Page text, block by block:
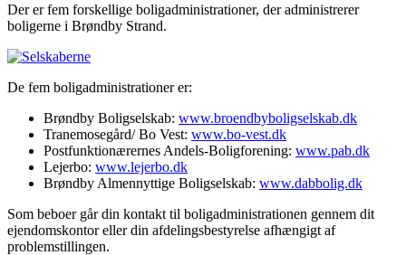
Der er fem forskellige boligadministrationer, der administrerer
boligerne i Brøndby Strand.
De fem boligadministrationer er:
Brøndby Boligselskab: www.broendbyboligselskab.dk
Tranemosegård/ Bo Vest: www.bo-vest.dk
Postfunktionærernes Andels-Boligforening: www.pab.dk
Lejerbo: www.lejerbo.dk
Brøndby Almennyttige Boligselskab: www.dabbolig.dk
Som beboer går din kontakt til boligadministrationen gennem dit
ejendomskontor eller din afdelingsbestyrelse afhængigt af
problemstillingen.